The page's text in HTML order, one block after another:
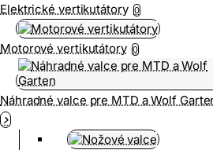
Elektrické vertikutátory 0
Motorové vertikutátory 0
Náhradné valce pre MTD a Wolf